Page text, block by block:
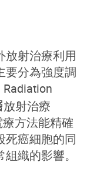
放射治療利用
要分為強度調
放射治療
療方法能精確
死癌細胞的同
織的影響。